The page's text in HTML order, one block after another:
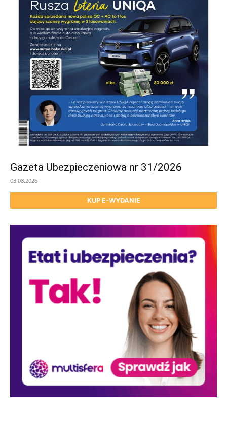
Gazeta Ubezpieczeniowa nr 31/2026
03.08.2026
KUP E-WYDANIE